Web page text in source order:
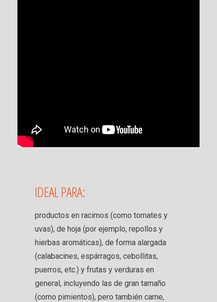
IDEAL PARA:
productos en racimos (como tomates y
uvas), de hoja (por ejemplo, repollos y
hierbas aromáticas), de forma alargada
(calabacines, espárragos, cebollitas,
puerros, etc.) y frutas y verduras en
general, incluyendo las de gran tamaño
(como pimientos), pero también carne,